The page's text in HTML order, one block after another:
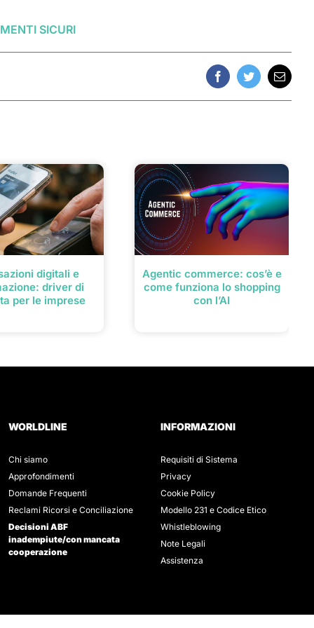
SICURI
FacebookTwitterEmail
digitali e
driver di
per le imprese
Agentic commerce: cos’è e
come funziona lo shopping
con l’AI
WORLDLINE
Chi siamo
Approfondimenti
Domande Frequenti
Reclami Ricorsi e Conciliazione
Decisioni ABF
inadempiute/con mancata
cooperazione
INFORMAZIONI
Requisiti di Sistema
Privacy
Cookie Policy
Modello 231 e Codice Etico
Whistleblowing
Note Legali
Assistenza